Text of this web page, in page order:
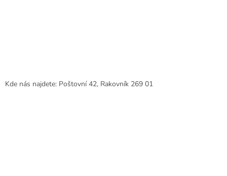
Kde nás najdete: Poštovní 42, Rakovník 269 01